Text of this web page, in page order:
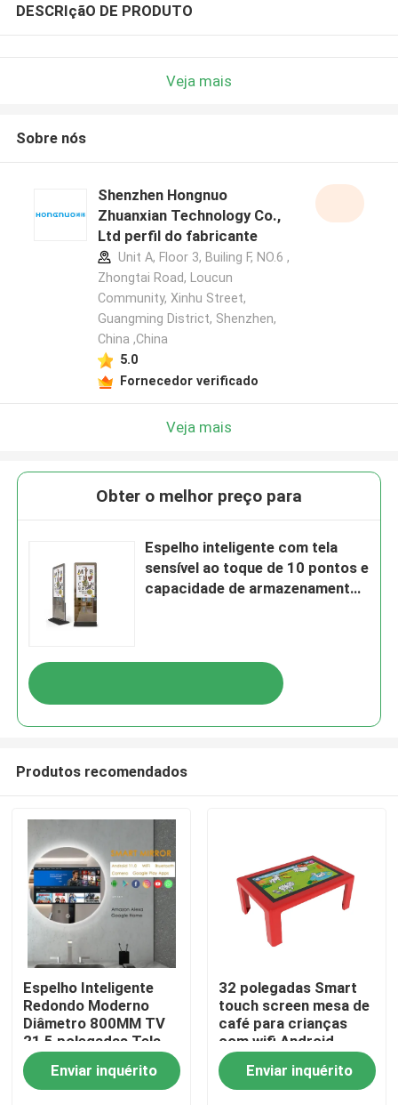
DESCRIçãO DE PRODUTO
Veja mais
Sobre nós
Shenzhen Hongnuo
Zhuanxian Technology Co.,
Ltd perfil do fabricante
Unit A, Floor 3, Builing F, NO.6 ,
Zhongtai Road, Loucun
Community, Xinhu Street,
Guangming District, Shenzhen,
China ,China
5.0
Fornecedor verificado
Veja mais
Obter o melhor preço para
Espelho inteligente com tela
sensível ao toque de 10 pontos e
capacidade de armazenamento
Produtos recomendados
Espelho Inteligente
Redondo Moderno
Diâmetro 800MM TV
21,5 polegadas Tela
Touch Iluminada LED
Espelho Inteligente
Analisador de Pele
Enviar inquérito
32 polegadas Smart
touch screen mesa de
café para crianças
com wifi Android
Enviar inquérito